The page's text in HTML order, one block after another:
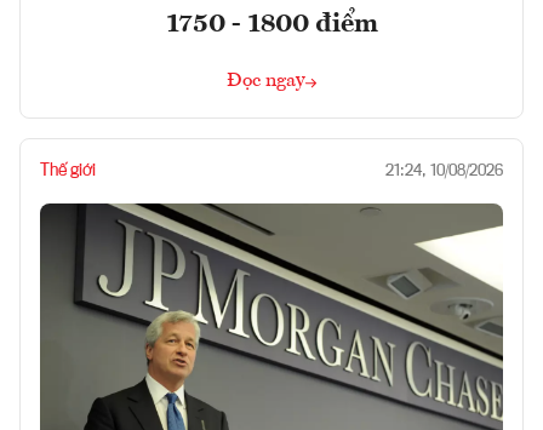
1750 - 1800 điểm
Đọc ngay
Thế giới 21:24, 10/08/2026